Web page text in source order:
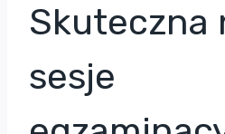
Skuteczna
sesje